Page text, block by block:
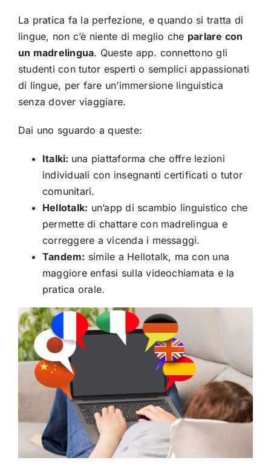
La pratica fa la perfezione, e quando si tratta di
lingue, non c’è niente di meglio che parlare con
un madrelingua. Queste app. connettono gli
studenti con tutor esperti o semplici appassionati
di lingue, per fare un’immersione linguistica
senza dover viaggiare.
Dai uno sguardo a queste:
Italki: una piattaforma che offre lezioni
individuali con insegnanti certificati o tutor
comunitari.
Hellotalk: un’app di scambio linguistico che
permette di chattare con madrelingua e
correggere a vicenda i messaggi.
Tandem: simile a Hellotalk, ma con una
maggiore enfasi sulla videochiamata e la
pratica orale.